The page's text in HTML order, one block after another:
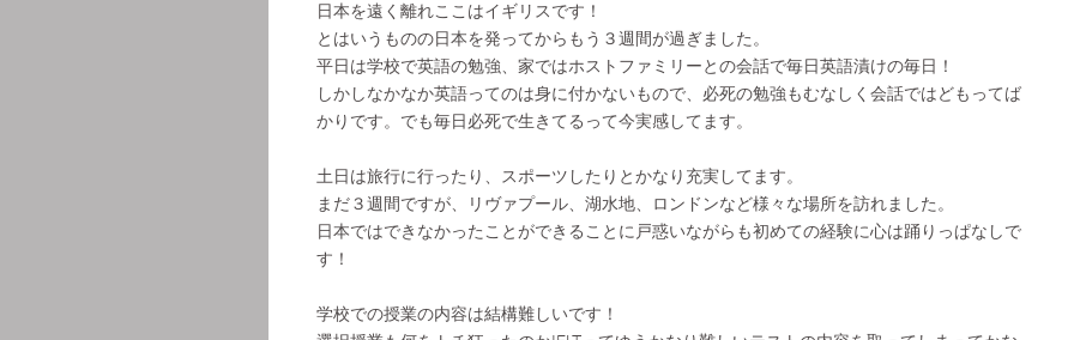
日本を遠く離れここはイギリスです！
とはいうものの日本を発ってからもう３週間が過ぎました。
平日は学校で英語の勉強、家ではホストファミリーとの会話で毎日英語漬けの毎日！
しかしなかなか英語ってのは身に付かないもので、必死の勉強もむなしく会話ではどもってば
かりです。でも毎日必死で生きてるって今実感してます。
土日は旅行に行ったり、スポーツしたりとかなり充実してます。
まだ３週間ですが、リヴァプール、湖水地、ロンドンなど様々な場所を訪れました。
日本ではできなかったことができることに戸惑いながらも初めての経験に心は踊りっぱなしで
す！
学校での授業の内容は結構難しいです！